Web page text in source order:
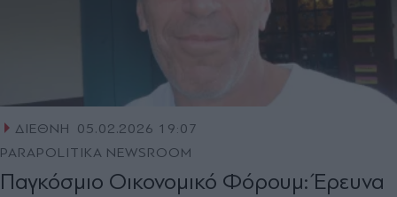
ΔΙΕΘΝΗ
05.02.2026 19:07
PARAPOLITIKA NEWSROOM
Παγκόσμιο Οικονομικό Φόρουμ: Έρευνα